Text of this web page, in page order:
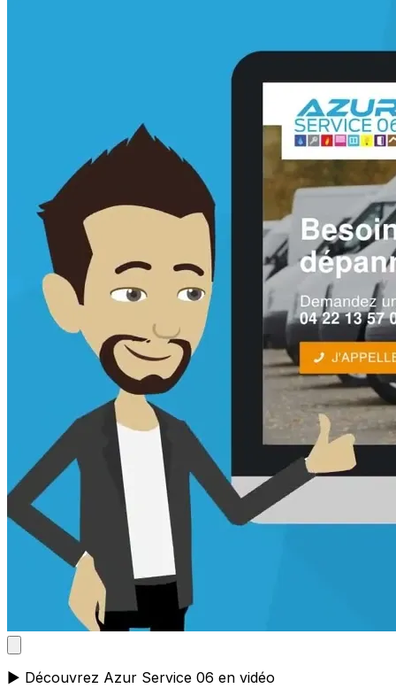
▶️ Découvrez Azur Service 06 en vidéo